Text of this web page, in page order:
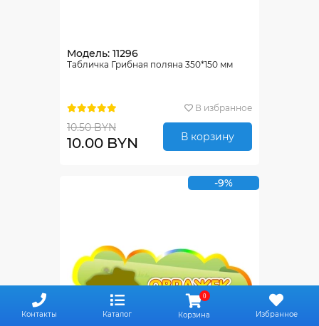
Контакты Каталог
0
Корзина Избранное
Модель: 11296
Табличка Грибная поляна 350*150 мм
В избранное
10.50 BYN
10.00 BYN В корзину
-9%